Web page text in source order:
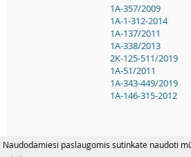
Naudodamiesi paslaugomis sutinkate naudoti
1A-357/2009
1A-1-312-2014
1A-137/2011
1A-338/2013
2K-125-511/2019
1A-51/2011
1A-343-449/2019
1A-146-315-2012